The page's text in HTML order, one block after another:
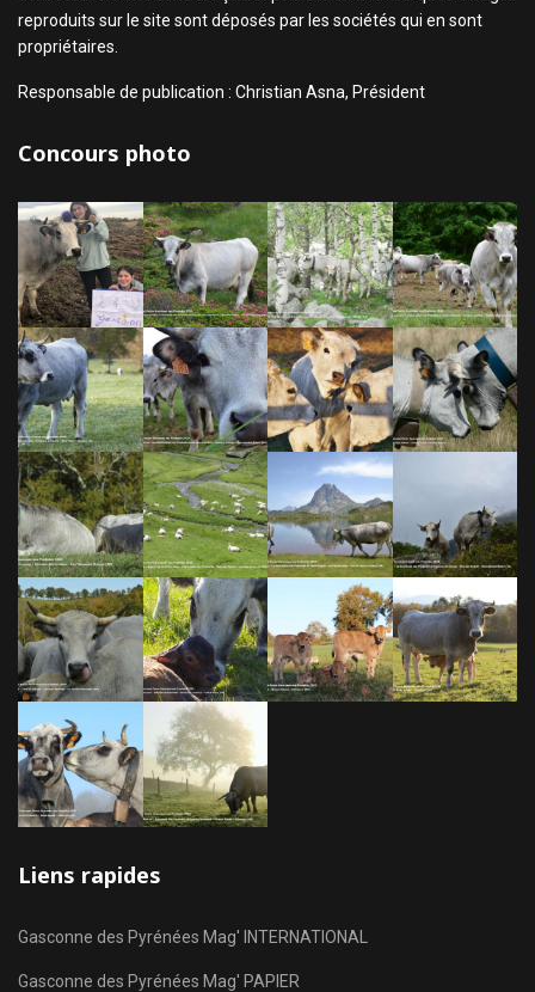
reproduits sur le site sont déposés par les sociétés qui en sont
propriétaires.
Responsable de publication : Christian Asna, Président
Concours photo
Liens rapides
Gasconne des Pyrénées Mag' INTERNATIONAL
Gasconne des Pyrénées Mag' PAPIER